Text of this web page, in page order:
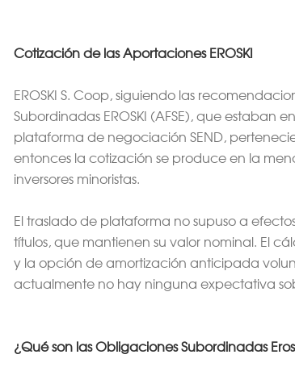
Cotización de las Aportaciones EROSKI
EROSKI S. Coop, siguiendo las
Subordinadas EROSKI (AFSE), que estaban
plataforma de negociación SEND,
entonces la cotización se produce en la
inversores minoristas.
El traslado de plataforma no supuso a
títulos, que mantienen su valor nominal. El
y la opción de amortización anticipada
actualmente no hay ninguna expectativa
¿Qué son las Obligaciones Subordinadas